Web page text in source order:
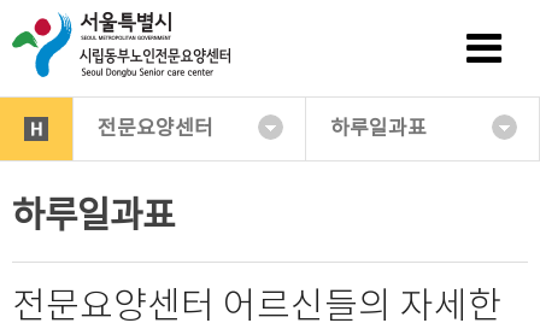
전문요양센터 하루일과표
하루일과표
전문요양센터 어르신들의 자세한